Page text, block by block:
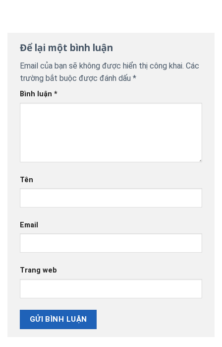
Để lại một bình luận
Email của bạn sẽ không được hiển thị công khai. Các
trường bắt buộc được đánh dấu *
Bình luận *
Tên
Email
Trang web